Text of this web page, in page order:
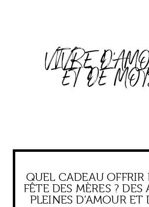
VIVRE
ET DE
QUEL CADEAU OFFRIR
FÊTE DES MÈRES ? DES
PLEINES D’AMOUR ET